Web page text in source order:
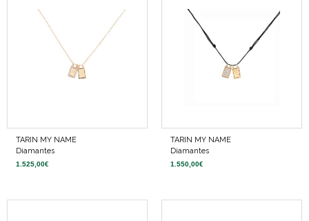
TARIN MY NAME
Diamantes
1.525,00€
TARIN MY NAME
Diamantes
1.550,00€